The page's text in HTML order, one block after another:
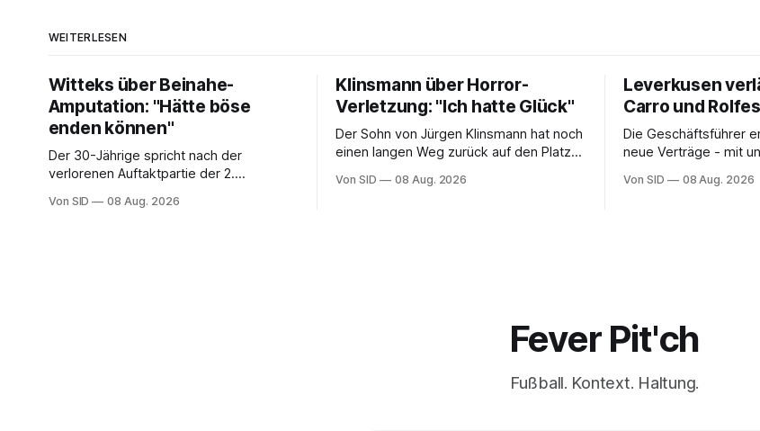
WEITERLESEN
Witteks über Beinahe-
Amputation: "Hätte böse
enden können"
Der 30-Jährige spricht nach der
verlorenen Auftaktpartie der 2.
Schreckensstunden.
Von SID 08 Aug. 2026
Klinsmann über Horror-
Verletzung: "Ich hatte Glück"
Der Sohn von Jürgen Klinsmann hat noch
einen langen Weg zurück auf den Platz
Von SID 08 Aug. 2026
Leverkusen
Carro und Rolfes
Die Geschäftsführer
neue Verträge - mit
Von SID 08 Aug. 2026
Fever Pit'ch
Fußball. Kontext. Haltung.